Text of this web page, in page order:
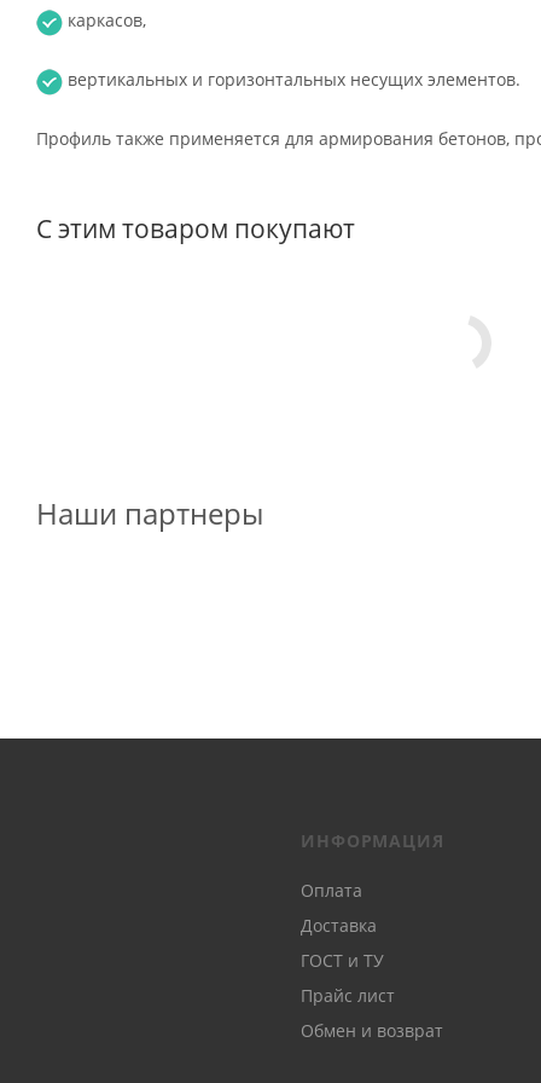
каркасов,
вертикальных и горизонтальных несущих элементов.
Профиль также применяется для армирования бетонов,
С этим товаром покупают
Наши партнеры
ИНФОРМАЦИЯ
Оплата
Доставка
ГОСТ и ТУ
Прайс лист
Обмен и возврат